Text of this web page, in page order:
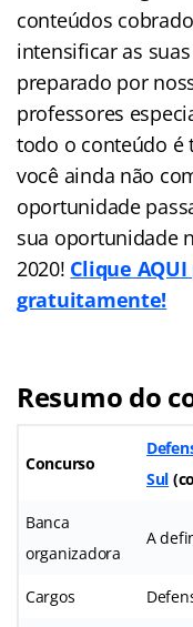
conteúdos
intensificar as
preparado por
professores
todo o conteúdo é
você ainda não
oportunidade
sua oportunidade
2020! Clique
gratuitamente!
Resumo do
Concurso
Sul
Banca
organizadora
A
Cargos